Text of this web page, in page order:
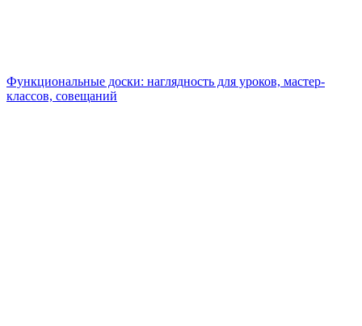
Функциональные доски: наглядность для уроков, мастер-
классов, совещаний